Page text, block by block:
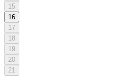
15
16
17
18
19
20
21